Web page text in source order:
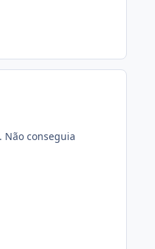
conseguia